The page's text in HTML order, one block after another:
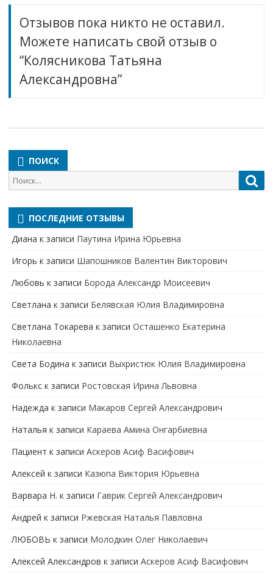
Отзывов пока никто не оставил.
Можете написать свой отзыв о
“Колясникова Татьяна
Александровна”
ПОИСК
Поиск
для:
ПОСЛЕДНИЕ ОТЗЫВЫ
Диана к записи Паутина Ирина Юрьевна
Игорь к записи Шапошников Валентин Викторович
Любовь к записи Борода Александр Моисеевич
Светлана к записи Белявская Юлия Владимировна
Cветлана Токарева к записи Осташенко Екатерина
Николаевна
Света Бодина к записи Выхристюк Юлия Владимировна
Фолькс к записи Ростовская Ирина Львовна
Надежда к записи Макаров Сергей Александрович
Наталья к записи Караева Амина Онгарбиевна
Пациент к записи Аскеров Асиф Васифович
Алексей к записи Казюпа Виктория Юрьевна
Варвара Н. к записи Гаврик Сергей Александрович
Андрей к записи Ржевская Наталья Павловна
ЛЮБОВЬ к записи Молодкин Олег Николаевич
Алексей Александров к записи Аскеров Асиф Васифович